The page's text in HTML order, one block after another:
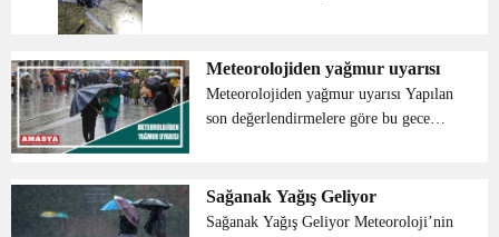
geldiğinde havanın yağışlı olması
nedeniyle virajı al...
Meteorolojiden yağmur uyarısı
Meteorolojiden yağmur uyarısı Yapılan
son değerlendirmelere göre bu gece
Merzifon ) kuvvetli (20-40 kg/m2)
sağanak yağmur beklen...
Sağanak Yağış Geliyor
Sağanak Yağış Geliyor Meteoroloji’nin